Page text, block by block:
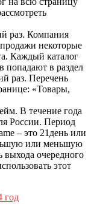
раз. Компания
некоторые
Каждый каталог
попадают в раздел
раз. Перечень
«Товары,
В течение года
России. Период
– это 21день или
или меньшую
выхода очередного
этот